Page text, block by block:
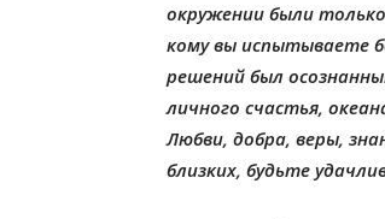
окружении были
кому вы испытываете
решений был
личного счастья,
Любви, добра, веры,
близких, будьте